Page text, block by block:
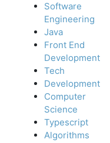
Software
Engineering
Java
Front End
Development
Tech
Development
Computer
Science
Typescript
Algorithms